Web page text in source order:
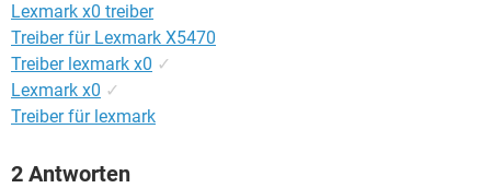
Lexmark x0 treiber
Treiber für Lexmark X5470
Treiber lexmark x0 ✓
Lexmark x0 ✓
Treiber für lexmark
2 Antworten